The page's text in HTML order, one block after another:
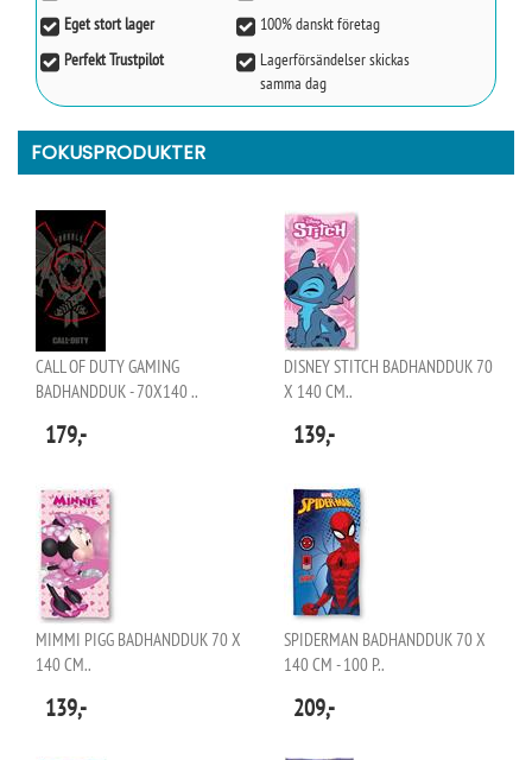
Eget stort lager
100% danskt företag
Perfekt Trustpilot
Lagerförsändelser skickas
samma dag
FOKUSPRODUKTER
CALL OF DUTY GAMING
BADHANDDUK - 70X140 ..
179,-
DISNEY STITCH BADHANDDUK 70
X 140 CM..
139,-
MIMMI PIGG BADHANDDUK 70 X
140 CM..
139,-
SPIDERMAN BADHANDDUK 70 X
140 CM - 100 P..
209,-